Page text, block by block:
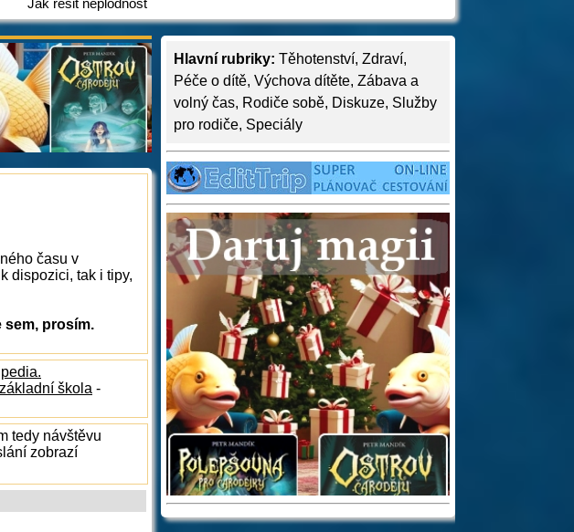
Jak řešit neplodnost
Hlavní rubriky: Těhotenství, Zdraví,
Péče o dítě, Výchova dítěte, Zábava a
volný čas, Rodiče sobě, Diskuze, Služby
pro rodiče, Speciály
času v
dispozici, tak i tipy,
sem, prosím.
základní škola -
tedy návštěvu
zobrazí